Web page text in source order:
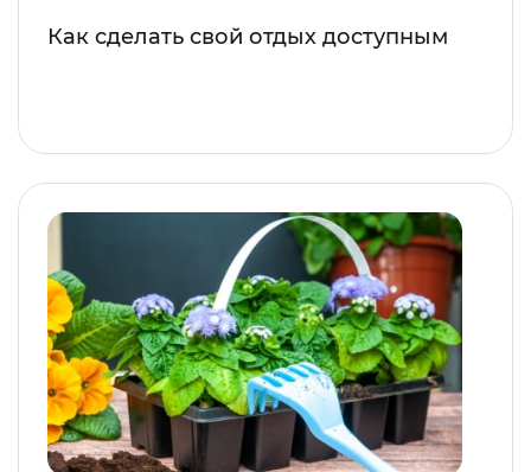
Как сделать свой отдых доступным